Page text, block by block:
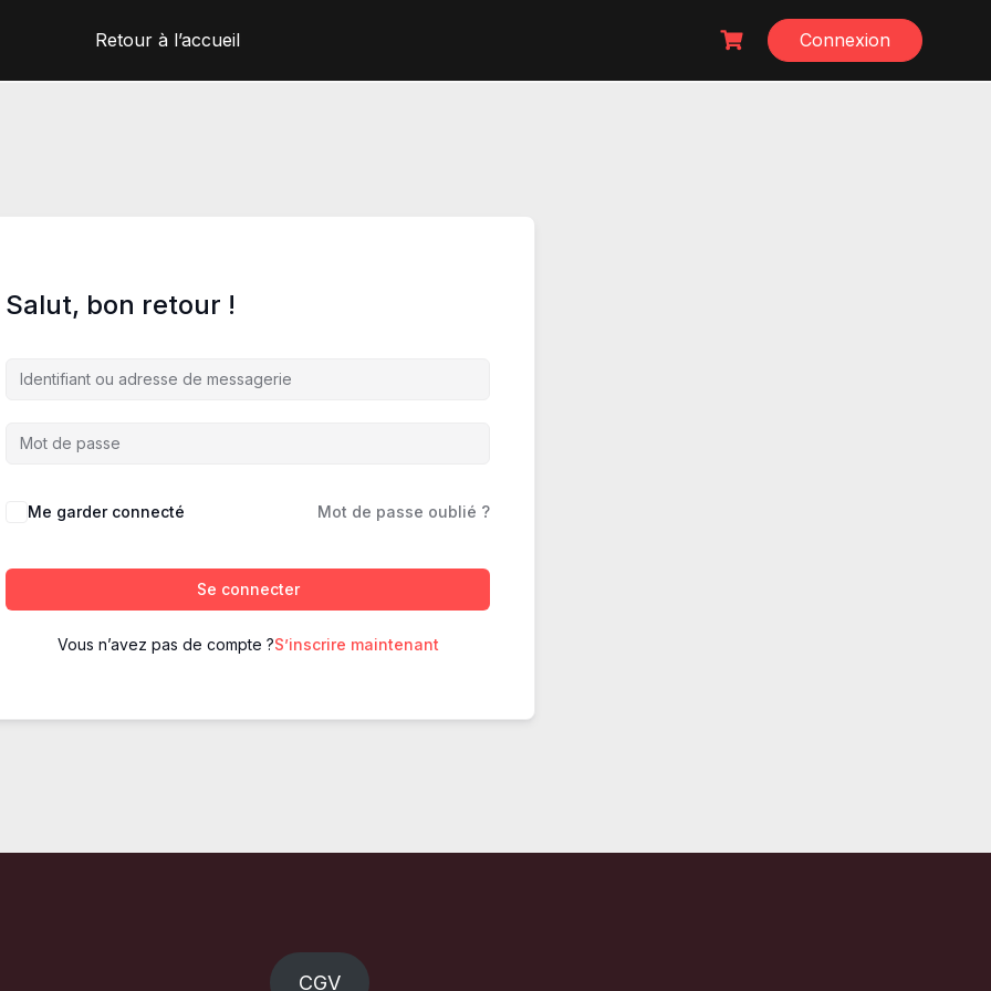
Retour à l’accueil Connexion
Salut, bon retour !
Me garder connecté Mot de passe oublié ?
Se connecter
Vous n’avez pas de compte ?S’inscrire maintenant
CGV